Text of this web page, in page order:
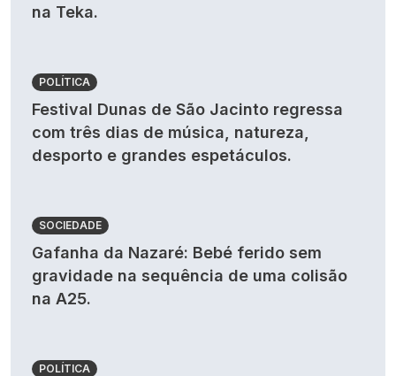
na Teka.
POLÍTICA
Festival Dunas de São Jacinto regressa
com três dias de música, natureza,
desporto e grandes espetáculos.
SOCIEDADE
Gafanha da Nazaré: Bebé ferido sem
gravidade na sequência de uma colisão
na A25.
POLÍTICA